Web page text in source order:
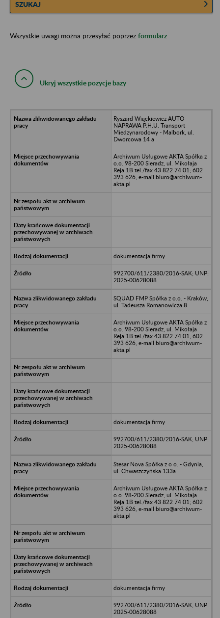
SZUKAJ
Wszystkie uwagi można przesyłać poprzez formularz
Ukryj wszystkie pozycje bazy
Ryszard Wiąckiewicz AUTO
NAPRAWA P.H.U. Transport
Miedzynarodowy - Malbork, ul.
Dworcowa 14 a
Archiwum Usługowe AKTA Spółka z
o.o. 98-200 Sieradz, ul. Mikołaja
Reja 1B tel./fax 43 822 74 01; 602
393 626, e-mail biuro@archiwum-
akta.pl
dokumentacja firmy
992700/611/2380/2016-SAK; UNP:
2025-00628088
SQUAD FMP Spółka z o.o. - Kraków,
ul. Tadeusza Romanowicza 8
Archiwum Usługowe AKTA Spółka z
o.o. 98-200 Sieradz, ul. Mikołaja
Reja 1B tel./fax 43 822 74 01; 602
393 626, e-mail biuro@archiwum-
akta.pl
dokumentacja firmy
992700/611/2380/2016-SAK; UNP:
2025-00628088
Stesar Nova Spółka z o o. - Gdynia,
ul. Chwaszczyńska 133a
Archiwum Usługowe AKTA Spółka z
o.o. 98-200 Sieradz, ul. Mikołaja
Reja 1B tel./fax 43 822 74 01; 602
393 626, e-mail biuro@archiwum-
akta.pl
dokumentacja firmy
992700/611/2380/2016-SAK; UNP:
2025-00628088